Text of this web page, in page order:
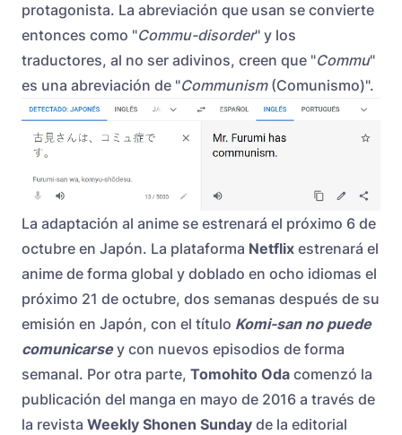
protagonista. La abreviación que usan se convierte
entonces como "Commu-disorder" y los
traductores, al no ser adivinos, creen que "Commu"
es una abreviación de "Communism(Comunismo)".
La adaptación al anime se estrenará el próximo 6 de
octubre en Japón. La plataforma Netflix estrenará el
anime de forma global y doblado en ocho idiomas el
próximo 21 de octubre, dos semanas después de su
emisión en Japón, con el título Komi-san no puede
comunicarsey con nuevos episodios de forma
semanal. Por otra parte, Tomohito Oda comenzó la
publicación del manga en mayo de 2016 a través de
la revista Weekly Shonen Sunday de la editorial